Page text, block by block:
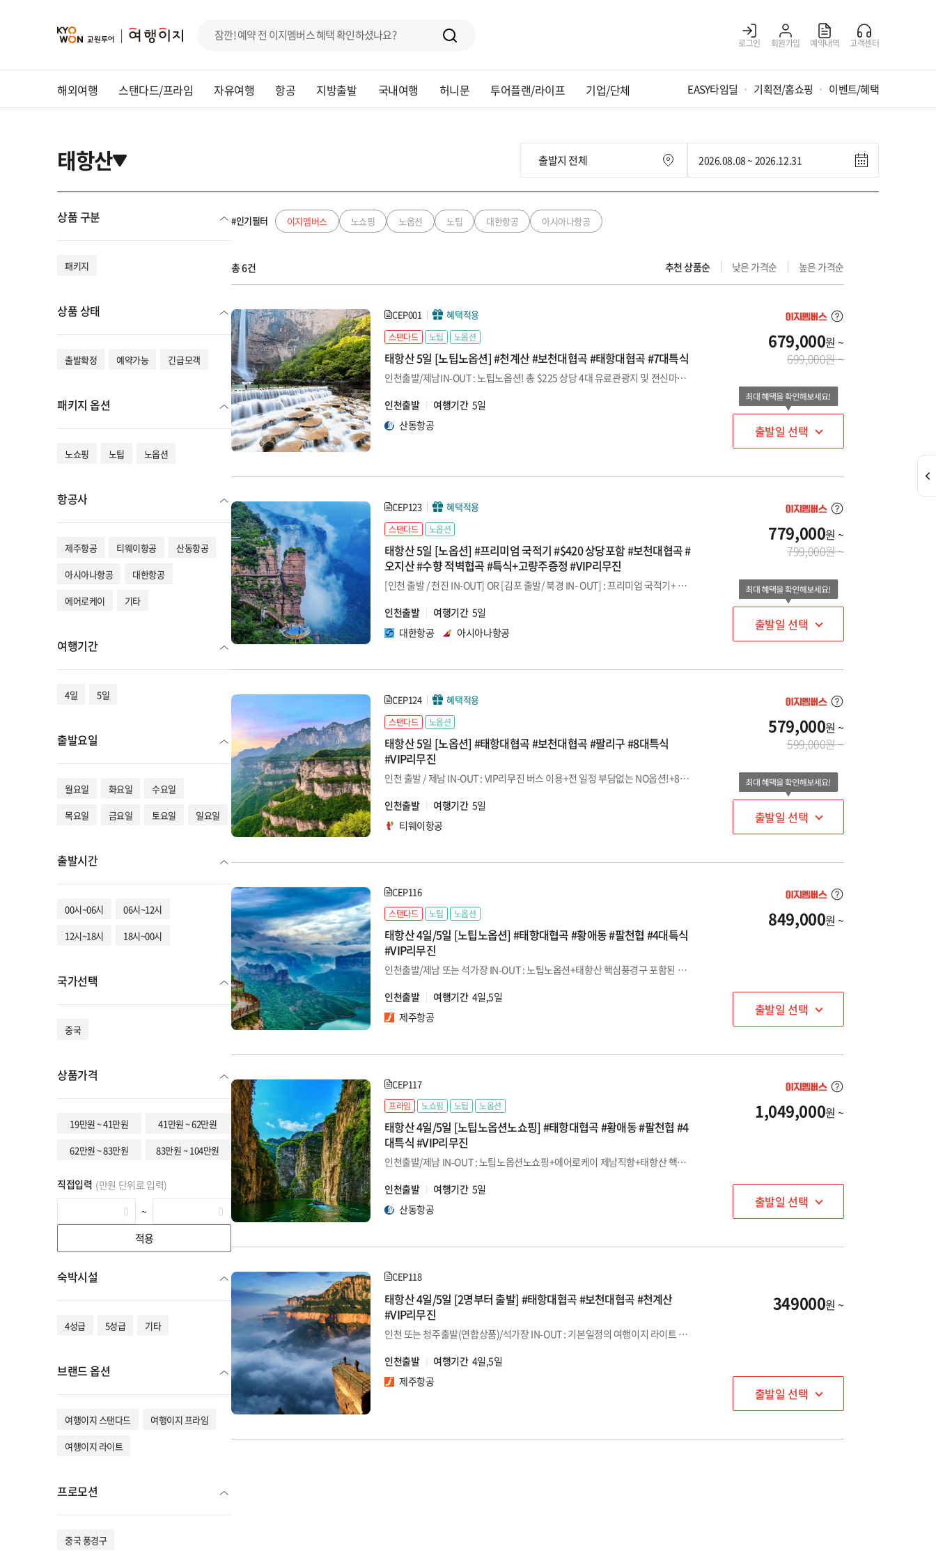
로그인 회원가입 예약내역 고객센터
해외여행 스탠다드/프라임 자유여행 항공 지방출발 국내여행 허니문 투어플랜/라이프 기업/단체 EASY타임딜 기획전/홈쇼핑 이벤트/혜택
태항산
상품 구분
패키지
상품 상태
출발확정 예약가능 긴급모객
패키지 옵션
노쇼핑 노팁 노옵션
항공사
제주항공 티웨이항공
산동항공
아시아나항공
대한항공
에어로케이
기타
여행기간
4일 5일
출발요일
월요일 화요일
수요일
목요일
금요일 토요일 일요일
출발시간
00시~06시
06시~12시
12시~18시
18시~00시
국가선택
중국
상품가격
19만원 ~ 41만원
41만원 ~ 62만원
62만원 ~ 83만원
83만원 ~ 104만원
직접입력 (만원 단위로 입력)
~
적용
숙박시설
4성급 5성급 기타
브랜드 옵션
여행이지 스탠다드
여행이지 프라임
여행이지 라이트
프로모션
중국 풍경구
#인기필터 이지멤버스 노쇼핑 노옵션 노팁 대한항공 아시아나항공
총 6건 추천 상품순 낮은 가격순 높은 가격순
CEP001 혜택적용
스탠다드 노팁 노옵션
태항산 5일 [노팁노옵션] #천계산 #보천대협곡 #태항대협곡 #7대특식
인천출발/제남IN-OUT : 노팁노옵션! 총 $225 상당 4대 유료관광지 및 전신마사지포함된 홈쇼핑특별기획상품
인천출발
여행기간 5일
산동항공
679,000원 ~
699,000원 ~
출발일 선택
CEP123 혜택적용
스탠다드 노옵션
태항산 5일 [노옵션] #프리미엄 국적기 #$420 상당포함 #보천대협곡 #
오지산 #수향 적벽협곡 #특식+고량주증정 #VIP리무진
[인천 출발 / 천진 IN-OUT] OR [김포 출발/ 북경 IN- OUT] : 프리미엄 국적기+ VIP리무진 버스 이용+전 일정 부담없는 NO옵션!
인천출발
여행기간 5일
대한항공
아시아나항공
779,000원 ~
799,000원 ~
출발일 선택
CEP124 혜택적용
스탠다드 노옵션
태항산 5일 [노옵션] #태항대협곡 #보천대협곡 #팔리구 #8대특식
#VIP리무진
인천 출발 / 제남 IN-OUT : VIP리무진 버스 이용+전 일정 부담없는 NO옵션!+8대 특식 제공
인천출발
여행기간 5일
티웨이항공
579,000원 ~
599,000원 ~
출발일 선택
CEP116
스탠다드 노팁 노옵션
태항산 4일/5일 [노팁노옵션] #태항대협곡 #황애동 #팔천협 #4대특식
#VIP리무진
인천출발/제남 또는 석가장 IN-OUT : 노팁노옵션+태항산 핵심풍경구 포함된 여행이지 스탠다드상품
인천출발
여행기간 4일,5일
제주항공
849,000원 ~
출발일 선택
CEP117
프라임 노쇼핑 노팁 노옵션
태항산 4일/5일 [노팁노옵션노쇼핑] #태항대협곡 #황애동 #팔천협 #4
대특식 #VIP리무진
인천출발/제남 IN-OUT : 노팁노옵션노쇼핑+에어로케이 제남직항+태항산 핵심풍경구 ALL 포함된 여행이지 프라임상품
인천출발
여행기간 5일
산동항공
1,049,000원 ~
출발일 선택
CEP118
태항산 4일/5일 [2명부터 출발] #태항대협곡 #보천대협곡 #천계산
#VIP리무진
인천 또는 청주출발(연합상품)/석가장 IN-OUT : 기본일정의 여행이지 라이트 상품
인천출발
여행기간 4일,5일
제주항공
349000원 ~
출발일 선택